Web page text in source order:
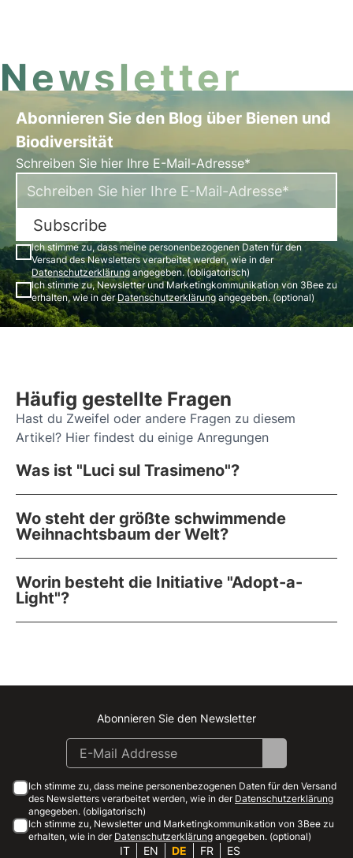
Newsletter
Abonnieren Sie den Blog über Bienen und
Biodiversität
Schreiben Sie hier Ihre E-Mail-Adresse*
Subscribe
Ich stimme zu, dass meine personenbezogenen Daten für den
Versand des Newsletters verarbeitet werden, wie in der
Datenschutzerklärungangegeben. (obligatorisch)
Ich stimme zu, Newsletter und Marketingkommunikation von 3Bee zu
erhalten, wie in derDatenschutzerklärungangegeben. (optional)
Häufig gestellte Fragen
Hast du Zweifel oder andere Fragen zu diesem
Artikel? Hier findest du einige Anregungen
Was ist "Luci sul Trasimeno"?
Wo steht der größte schwimmende
Weihnachtsbaum der Welt?
Worin besteht die Initiative "Adopt-a-
Light"?
Instagram
Facebook
Linkedin
Youtube
Abonnieren Sie den Newsletter
Ich stimme zu, dass meine personenbezogenen Daten für den Versand
des Newsletters verarbeitet werden, wie in der Datenschutzerklärung
angegeben. (obligatorisch)
Ich stimme zu, Newsletter und Marketingkommunikation von 3Bee zu
erhalten, wie in der Datenschutzerklärung angegeben. (optional)
IT EN DE FR ES